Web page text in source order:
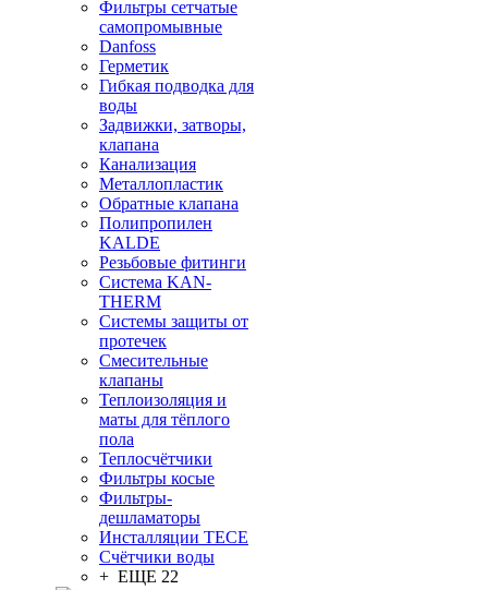
Фильтры сетчатые
самопромывные
Danfoss
Герметик
Гибкая подводка для
воды
Задвижки, затворы,
клапана
Канализация
Металлопластик
Обратные клапана
Полипропилен
KALDE
Резьбовые фитинги
Система KAN-
THERM
Системы защиты от
протечек
Смесительные
клапаны
Теплоизоляция и
маты для тёплого
пола
Теплосчётчики
Фильтры косые
Фильтры-
дешламаторы
Инсталляции TECE
Счётчики воды
+ ЕЩЕ 22